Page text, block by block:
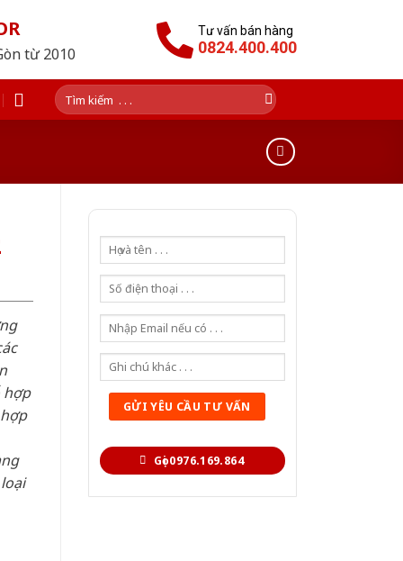
từ 2010
Tư vấn bán hàng
0824.400.400
Tìm
kiếm:
Gọi 0976.169.864
hợp